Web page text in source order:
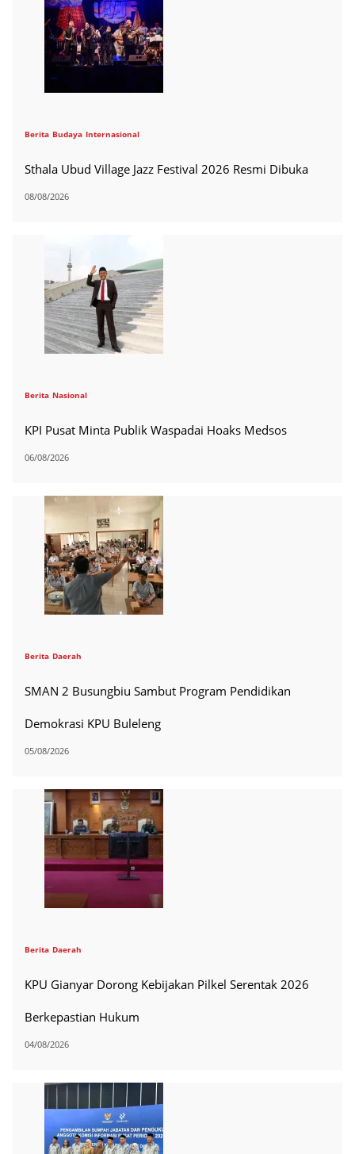
Berita Budaya Internasional
Sthala Ubud Village Jazz Festival 2026 Resmi Dibuka
08/08/2026
Berita Nasional
KPI Pusat Minta Publik Waspadai Hoaks Medsos
06/08/2026
Berita Daerah
SMAN 2 Busungbiu Sambut Program Pendidikan
Demokrasi KPU Buleleng
05/08/2026
Berita Daerah
KPU Gianyar Dorong Kebijakan Pilkel Serentak 2026
Berkepastian Hukum
04/08/2026